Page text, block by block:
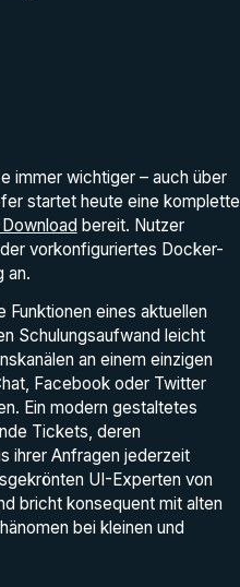
immer wichtiger – auch über
startet heute eine komplette
bereit. Nutzer
vorkonfiguriertes Docker-
an.
eines aktuellen
Schulungsaufwand leicht
an einem einzigen
Facebook oder Twitter
Ein modern gestaltetes
Tickets, deren
ihrer Anfragen jederzeit
UI-Experten von
bricht konsequent mit alten
bei kleinen und